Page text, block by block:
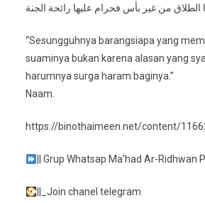
“Sesungguhnya barangsiapa yang
suaminya bukan karena alasan yang
harumnya surga haram baginya.”
Naam.
https://binothaimeen.net/content/
|| Grup Whatsap Ma’had Ar-Ridhwan
||_Join chanel telegram